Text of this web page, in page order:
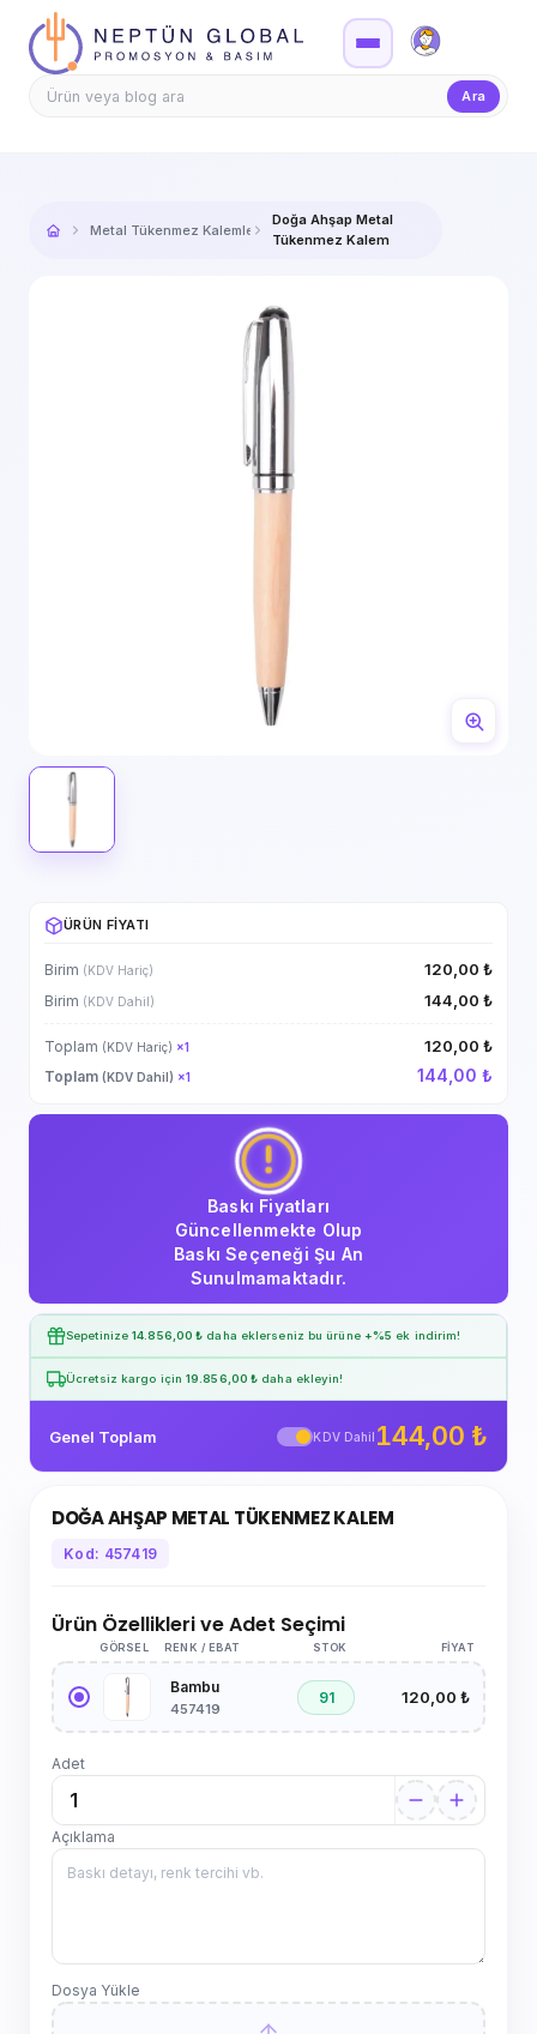
Firma Girişi
Ara
Metal Tükenmez Kalemler
Doğa Ahşap Metal
Tükenmez Kalem
ÜRÜN FIYATI
Birim (KDV Hariç) 120,00 ₺
Birim (KDV Dahil) 144,00 ₺
Toplam (KDV Hariç) ×1 120,00 ₺
Toplam (KDV Dahil) ×1 144,00 ₺
Baskı Fiyatları
Güncellenmekte Olup
Baskı Seçeneği Şu An
Sunulmamaktadır.
Sepetinize14.856,00 ₺ daha eklerseniz bu ürüne +%5 ek indirim!
Ücretsiz kargo için 19.856,00 ₺ daha ekleyin!
Genel Toplam KDV Dahil 144,00 ₺
DOĞA AHŞAP METAL TÜKENMEZ KALEM
Kod: 457419
Ürün Özellikleri ve Adet Seçimi
GÖRSEL RENK / EBAT STOK FIYAT
Bambu
457419
91 120,00 ₺
Adet
Açıklama
Dosya Yükle